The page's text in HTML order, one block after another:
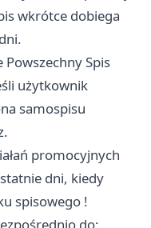
wkrótce dobiega
Spis
użytkownik
samospisu
promocyjnych
dni, kiedy
spisowego !